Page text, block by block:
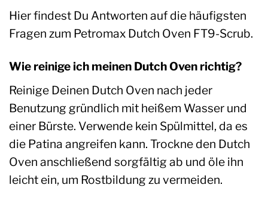
Hier findest Du Antworten auf die häufigsten
Fragen zum Petromax Dutch Oven FT9-Scrub.
Wie reinige ich meinen Dutch Oven richtig?
Reinige Deinen Dutch Oven nach jeder
Benutzung gründlich mit heißem Wasser und
einer Bürste. Verwende kein Spülmittel, da es
die Patina angreifen kann. Trockne den Dutch
Oven anschließend sorgfältig ab und öle ihn
leicht ein, um Rostbildung zu vermeiden.